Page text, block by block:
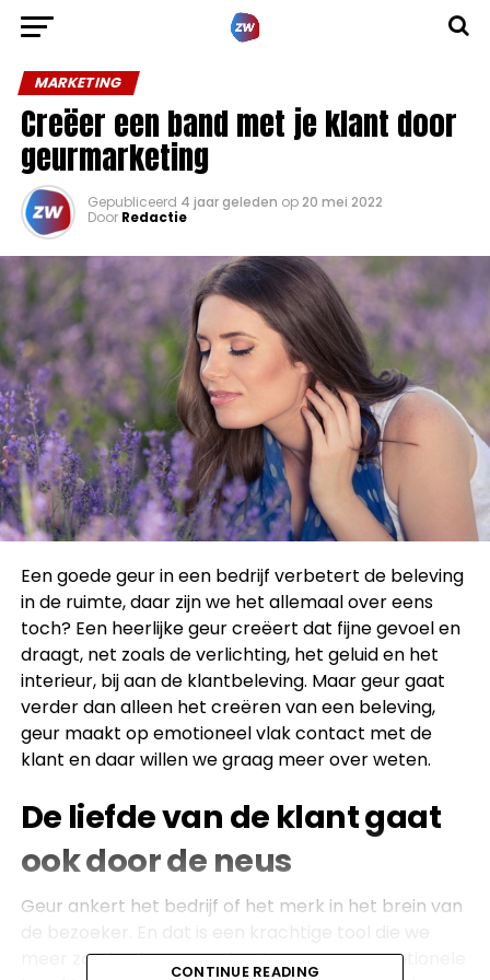
MARKETING
Creëer een band met je klant door
geurmarketing
Gepubliceerd 4 jaar geleden op20 mei 2022
Door Redactie
Een goede geur in een bedrijf verbetert de beleving
in de ruimte, daar zijn we het allemaal over eens
toch? Een heerlijke geur creëert dat fijne gevoel en
draagt, net zoals de verlichting, het geluid en het
interieur, bij aan de klantbeleving. Maar geur gaat
verder dan alleen het creëren van een beleving,
geur maakt op emotioneel vlak contact met de
klant en daar willen we graag meer over weten.
De liefde van de klant gaat
ook door de neus
Geur ankert het bedrijf of het merk in het brein van
meer zouden kunnen gebruiken om een emotionele
CONTINUE READING